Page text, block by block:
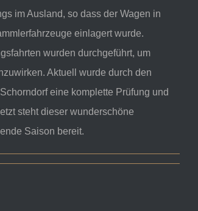
im Ausland, so dass der Wagen in
einlagert wurde.
wurden durchgeführt, um
Aktuell wurde durch den
eine komplette Prüfung und
steht dieser wunderschöne
Saison bereit.